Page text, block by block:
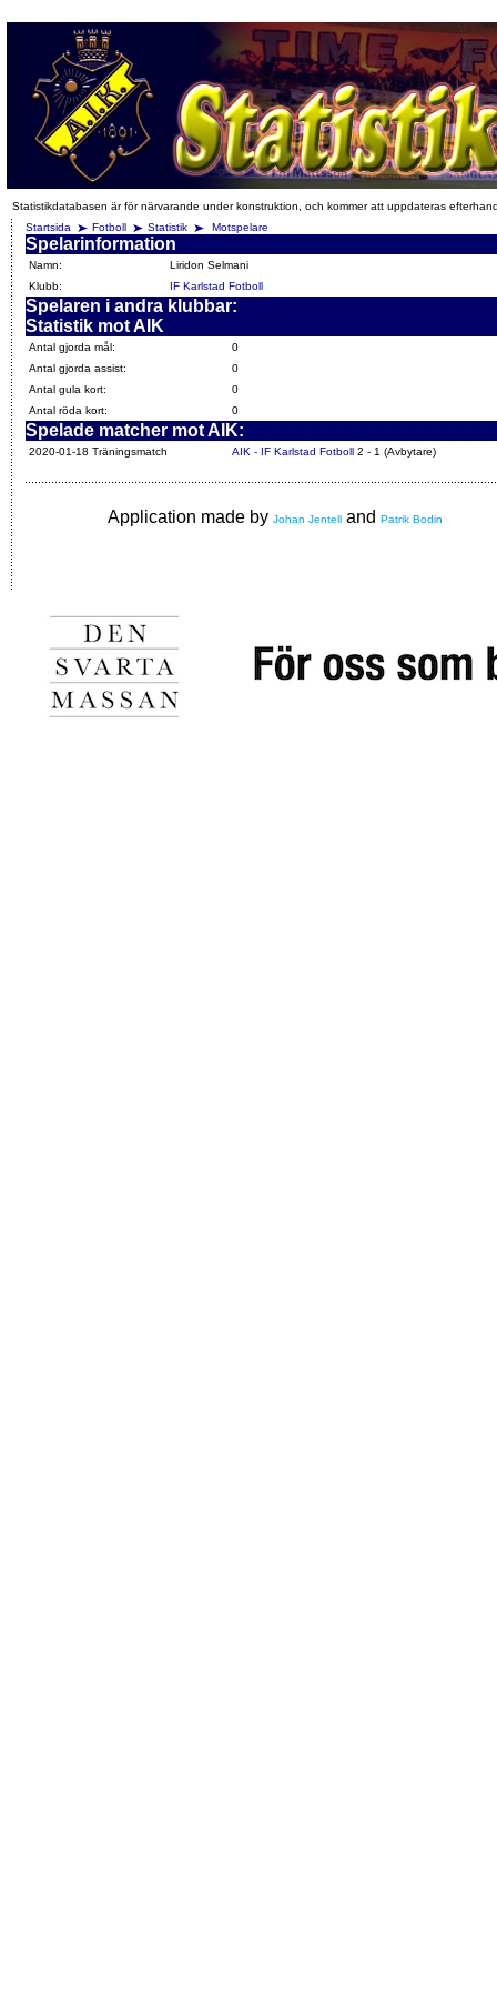
Statistikdatabasen är för närvarande under konstruktion, och kommer att uppdateras
Startsida
Fotboll Statistik Motspelare
Spelarinformation
Namn:
Liridon Selmani
Klubb:
IF Karlstad Fotboll
Spelaren i andra klubbar:
Statistik mot AIK
Antal gjorda mål:
0
Antal gjorda assist:
0
Antal gula kort:
0
Antal röda kort:
0
Spelade matcher mot AIK:
2020-01-18 Träningsmatch AIK - IF Karlstad Fotboll 2 - 1 (Avbytare)
Application made by Johan Jentell and Patrik Bodin